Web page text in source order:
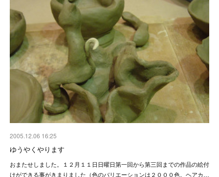
2005.12.06 16:25
ゆうやくやります
おまたせしました。１２月１１日日曜日第一回から第三回までの作品の絵付
けができる事がきまりました（色のバリエーションは２０００色。ヘアカ…